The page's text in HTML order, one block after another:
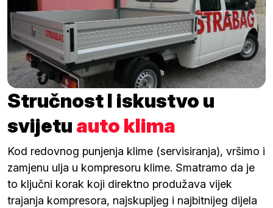
Stručnost I iskustvo u
svijetu auto klima
Kod redovnog punjenja klime (servisiranja), vršimo i
zamjenu ulja u kompresoru klime. Smatramo da je
to ključni korak koji direktno produžava vijek
trajanja kompresora, najskupljeg i najbitnijeg dijela